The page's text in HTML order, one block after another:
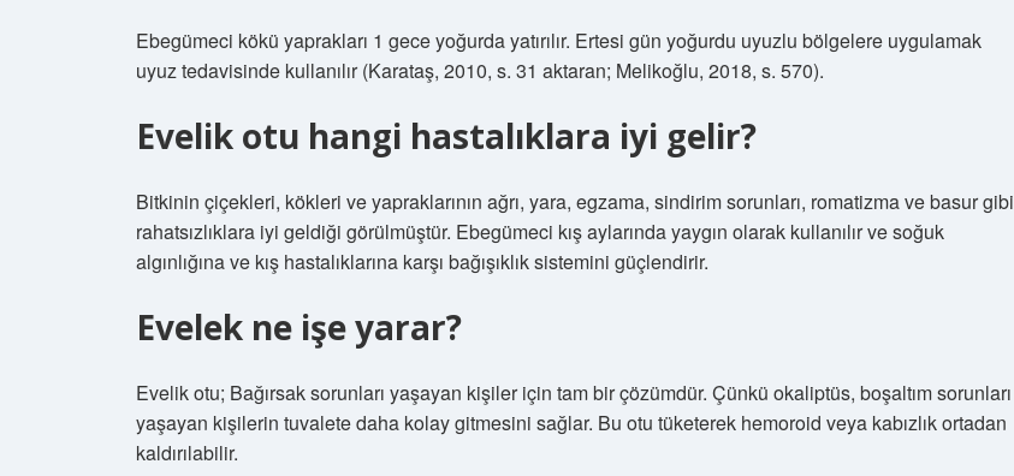
Ebegümeci kökü yaprakları 1 gece yoğurda yatırılır. Ertesi gün yoğurdu uyuzlu bölgelere uygulamak
uyuz tedavisinde kullanılır (Karataş, 2010, s. 31 aktaran; Melikoğlu, 2018, s. 570).
Evelik otu hangi hastalıklara iyi gelir?
Bitkinin çiçekleri, kökleri ve yapraklarının ağrı, yara, egzama, sindirim sorunları, romatizma ve basur gibi
rahatsızlıklara iyi geldiği görülmüştür. Ebegümeci kış aylarında yaygın olarak kullanılır ve soğuk
algınlığına ve kış hastalıklarına karşı bağışıklık sistemini güçlendirir.
Evelek ne işe yarar?
Evelik otu; Bağırsak sorunları yaşayan kişiler için tam bir çözümdür. Çünkü okaliptüs, boşaltım sorunları
yaşayan kişilerin tuvalete daha kolay gitmesini sağlar. Bu otu tüketerek hemoroid veya kabızlık ortadan
kaldırılabilir.